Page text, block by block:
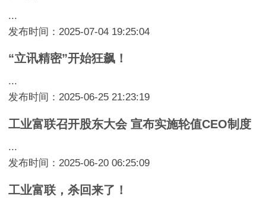
...
发布时间：2025-07-04 19:25:04
“立讯精密”开始狂飙！
...
发布时间：2025-06-25 21:23:19
工业富联召开股东大会 宣布实施轮值CEO制度
...
发布时间：2025-06-20 06:25:09
工业富联，杀回来了！